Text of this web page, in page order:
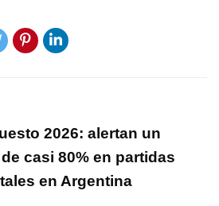
2026: alertan un
casi 80% en partidas
en Argentina